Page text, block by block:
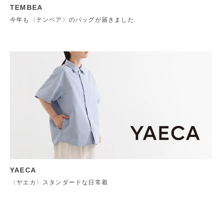
TEMBEA
今年も〈テンベア〉のバッグが届きました
YAECA
〈ヤエカ〉スタンダードな日常着